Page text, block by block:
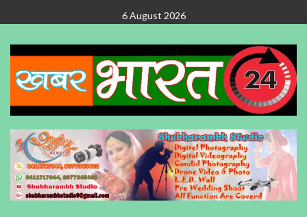
to
content
6 August 2026